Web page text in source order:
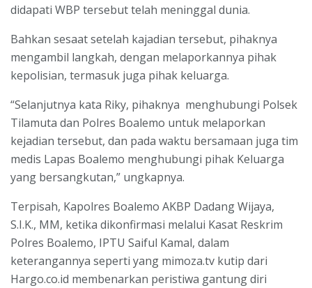
didapati WBP tersebut telah meninggal dunia.
Bahkan sesaat setelah kajadian tersebut, pihaknya
mengambil langkah, dengan melaporkannya pihak
kepolisian, termasuk juga pihak keluarga.
“Selanjutnya kata Riky, pihaknya menghubungi Polsek
Tilamuta dan Polres Boalemo untuk melaporkan
kejadian tersebut, dan pada waktu bersamaan juga tim
medis Lapas Boalemo menghubungi pihak Keluarga
yang bersangkutan,” ungkapnya.
Terpisah, Kapolres Boalemo AKBP Dadang Wijaya,
S.I.K., MM, ketika dikonfirmasi melalui Kasat Reskrim
Polres Boalemo, IPTU Saiful Kamal, dalam
keterangannya seperti yang mimoza.tv kutip dari
Hargo.co.id membenarkan peristiwa gantung diri